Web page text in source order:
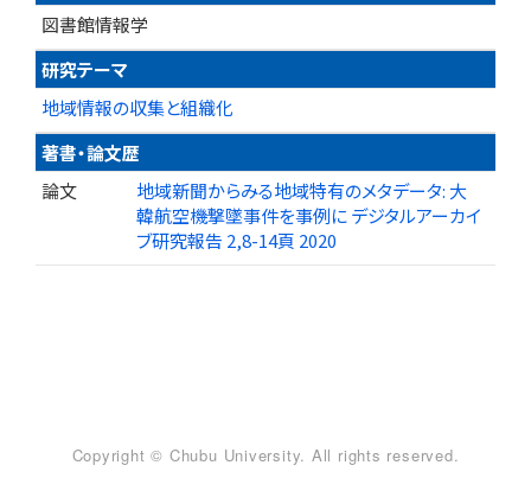
図書館情報学
研究テーマ
地域情報の収集と組織化
著書・論文歴
論文
地域新聞からみる地域特有のメタデータ: 大
韓航空機撃墜事件を事例に デジタルアーカイ
ブ研究報告 2,8-14頁 2020
Copyright © Chubu University. All rights reserved.